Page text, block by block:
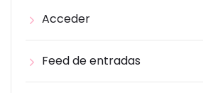
Acceder
Feed de entradas